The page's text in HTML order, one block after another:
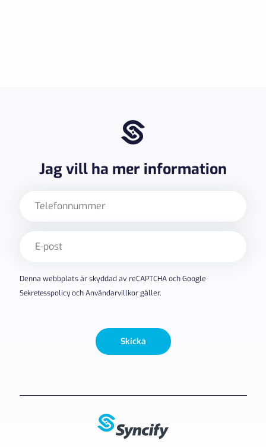
Jag vill ha mer information
post
Denna webbplats är skyddad av reCAPTCHA och Google
SekretesspolicyochAnvändarvillkorgäller.
Skicka